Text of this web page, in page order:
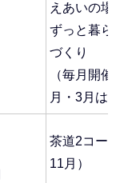
えあいの場
ずっと暮ら
づくり
（毎月開催
月・3月は
茶道2コー
11月）